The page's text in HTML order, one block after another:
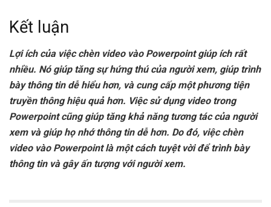
Kết luận
Lợi ích của việc chèn video vào Powerpoint giúp ích rất
nhiều. Nó giúp tăng sự hứng thú của người xem, giúp trình
bày thông tin dễ hiểu hơn, và cung cấp một phương tiện
truyền thông hiệu quả hơn. Việc sử dụng video trong
Powerpoint cũng giúp tăng khả năng tương tác của người
xem và giúp họ nhớ thông tin dễ hơn. Do đó, việc chèn
video vào Powerpoint là một cách tuyệt vời để trình bày
thông tin và gây ấn tượng với người xem.